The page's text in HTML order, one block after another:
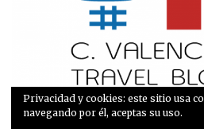
Privacidad y cookies: este sitio usa
navegando por él, aceptas su uso.